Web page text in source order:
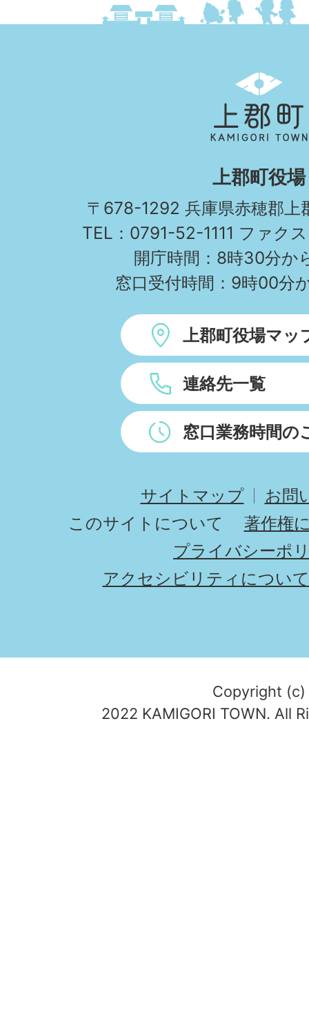
郡
町
KAMIGORI
TOWN
上郡町役場
〒678-1292 兵庫県赤穂郡上
TEL：0791-52-1111 ファク
開庁時間：8時30分か
窓口受付時間：9時00分
上郡町役場マッ
連絡先一覧
窓口業務時間の
サイトマップ
お問
このサイトについて
著作権
プライバシーポ
アクセシビリティについて
Copyright (c)
2022 KAMIGORI TOWN. All